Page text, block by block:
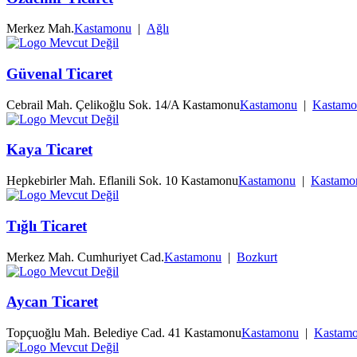
Merkez Mah.Kastamonu | Ağlı
Güvenal Ticaret
Cebrail Mah. Çelikoğlu Sok. 14/A KastamonuKastamonu |
Kaya Ticaret
Hepkebirler Mah. Eflanili Sok. 10 KastamonuKastamonu |
Tığlı Ticaret
Merkez Mah. Cumhuriyet Cad.Kastamonu | Bozkurt
Aycan Ticaret
Topçuoğlu Mah. Belediye Cad. 41 KastamonuKastamonu |